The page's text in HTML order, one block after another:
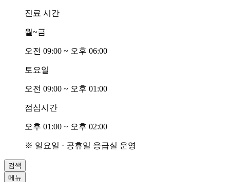
진료 시간
월~금
오전 09:00 ~ 오후 06:00
토요일
오전 09:00 ~ 오후 01:00
점심시간
오후 01:00 ~ 오후 02:00
※ 일요일 · 공휴일 응급실 운영
검색
메뉴